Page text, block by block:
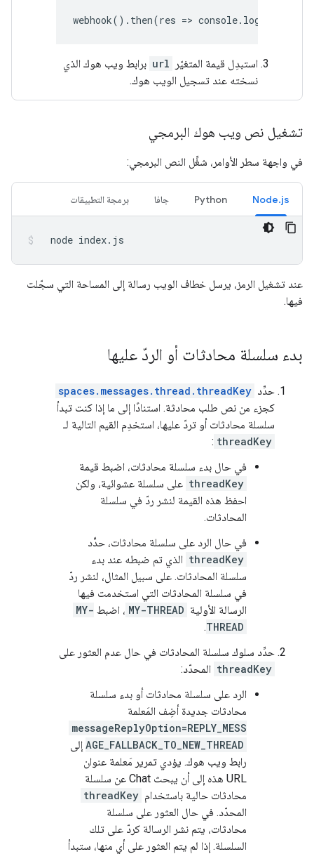
webhook(). then(res => console. log
استبدِل قيمة المتغيّر url برابط ويب هوك الذي
نسخته عند تسجيل الويب هوك.
تشغيل نص ويب هوك البرمجي
في واجهة سطر الأوامر، شغِّل النص البرمجي:
Node.js
Python جافا برمجة التطبيقات
node index.js
عند تشغيل الرمز، يرسل خطاف الويب رسالة إلى المساحة التي سجّلت
فيها.
بدء سلسلة محادثات أو الردّ عليها
حدِّد spaces.messages.thread.threadKey
كجزء من نص طلب محادثة. استنادًا إلى ما إذا كنت تبدأ
سلسلة محادثات أو تردّ عليها، استخدِم القيم التالية لـ
threadKey
:
في حال بدء سلسلة محادثات، اضبط قيمة
threadKey على سلسلة عشوائية، ولكن
احفظ هذه القيمة لنشر ردّ في سلسلة
المحادثات.
في حال الرد على سلسلة محادثات، حدِّد
threadKey الذي تم ضبطه عند بدء
سلسلة المحادثات. على سبيل المثال، لنشر ردّ
في سلسلة المحادثات التي استخدمت فيها
الرسالة الأولية MY-THREAD ، اضبط MY-
THREAD
.
حدِّد سلوك سلسلة المحادثات في حال عدم العثور على
threadKey المحدّد:
الرد على سلسلة محادثات أو بدء سلسلة
محادثات جديدة أضِف المَعلمة
messageReplyOption=REPLY_MESS
AGE_FALLBACK_TO_NEW_THREAD إلى
رابط ويب هوك. يؤدي تمرير مَعلمة عنوان
URL هذه إلى أن يبحث Chat عن سلسلة
محادثات حالية باستخدام threadKey
المحدّد. في حال العثور على سلسلة
محادثات، يتم نشر الرسالة كردّ على تلك
السلسلة. إذا لم يتم العثور على أي منها، ستبدأ